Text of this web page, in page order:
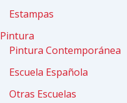
Estampas
Pintura
Pintura Contemporánea
Escuela Española
Otras Escuelas